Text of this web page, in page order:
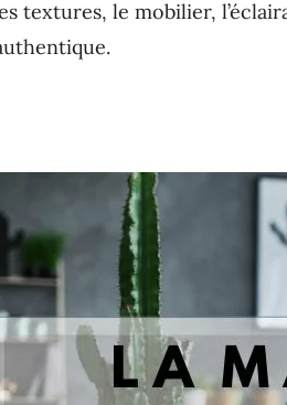
textures, le mobilier,